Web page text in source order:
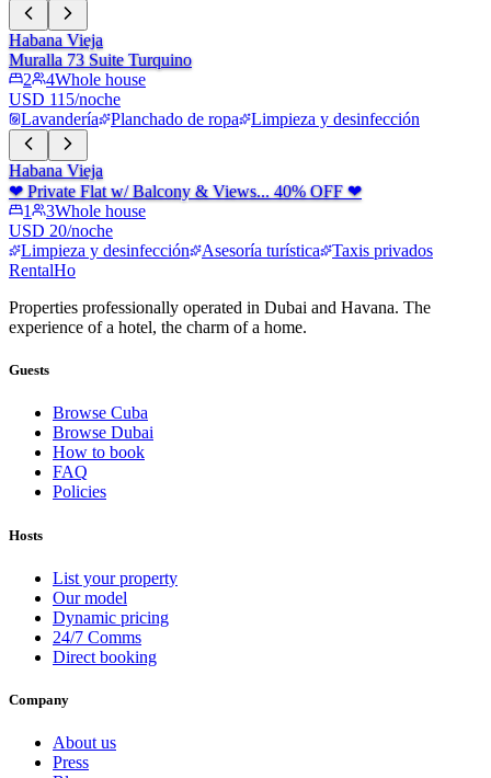
Habana Vieja
Muralla 73 Suite Turquino
2
4Whole house
USD 115/noche
Lavandería
Planchado de ropa Limpieza y desinfección
Habana Vieja
❤ Private Flat w/ Balcony & Views... 40% OFF ❤
1
3Whole house
USD 20/noche
Limpieza y desinfección
Asesoría turística
Taxis privados
RentalHo
Properties professionally operated in Dubai and Havana. The
experience of a hotel, the charm of a home.
Guests
Browse Cuba
Browse Dubai
How to book
FAQ
Policies
Hosts
List your property
Our model
Dynamic pricing
24/7 Comms
Direct booking
Company
About us
Press